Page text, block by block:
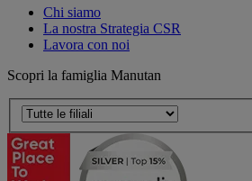
Chi siamo
La nostra Strategia CSR
Lavora con noi
Scopri la famiglia Manutan